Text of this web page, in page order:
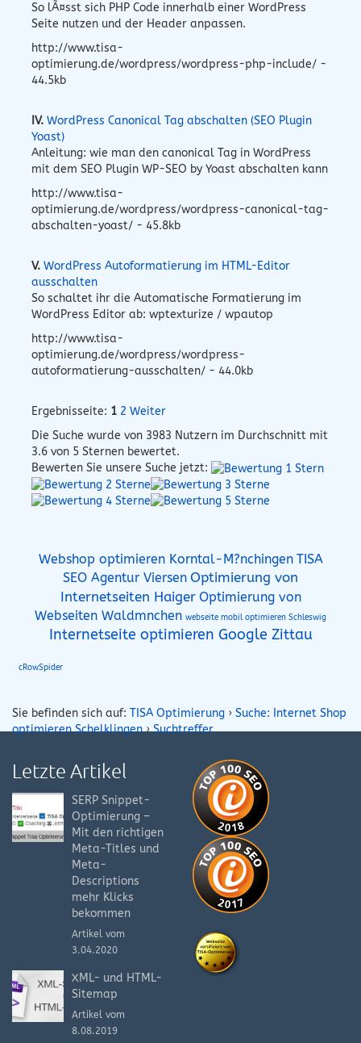
So lÃ¤sst sich PHP Code innerhalb einer WordPress
Seite nutzen und der Header anpassen.
http://www.tisa-
optimierung.de/wordpress/wordpress-php-include/ -
44.5kb
IV. WordPress Canonical Tag abschalten (SEO Plugin
Yoast)
Anleitung: wie man den canonical Tag in WordPress
mit dem SEO Plugin WP-SEO by Yoast abschalten kann
http://www.tisa-
optimierung.de/wordpress/wordpress-canonical-tag-
abschalten-yoast/ - 45.8kb
V. WordPress Autoformatierung im HTML-Editor
ausschalten
So schaltet ihr die Automatische Formatierung im
WordPress Editor ab: wptexturize / wpautop
http://www.tisa-
optimierung.de/wordpress/wordpress-
autoformatierung-ausschalten/ - 44.0kb
Ergebnisseite: 1 2 Weiter
Die Suche wurde von 3983 Nutzern im Durchschnitt mit
3.6 von 5 Sternen bewertet.
Bewerten Sie unsere Suche jetzt:
Webshop optimieren Korntal-M?nchingen TISA
SEO Agentur Viersen Optimierung von
Internetseiten Haiger Optimierung von
Webseiten Waldmnchen webseite mobil optimieren Schleswig
Internetseite optimieren Google Zittau
cRowSpider
Sie befinden sich auf: TISA Optimierung › Suche: Internet Shop
optimieren Schelklingen›Suchtreffer
Letzte Artikel
SERP Snippet-
Optimierung –
Mit den richtigen
Meta-Titles und
Meta-
Descriptions
mehr Klicks
bekommen
Artikel vom
3.04.2020
XML- und HTML-
Sitemap
Artikel vom
8.08.2019